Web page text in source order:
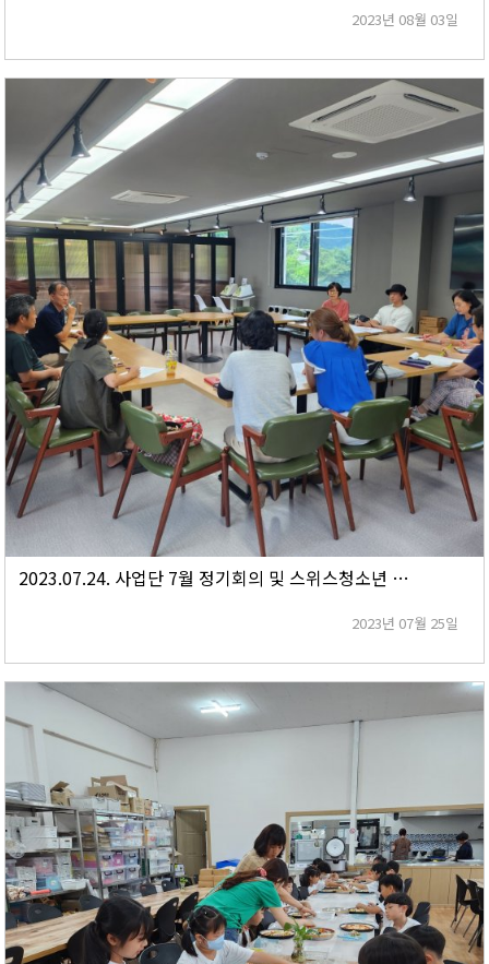
2023년 08월 03일
2023.07.24. 사업단 7월 정기회의 및 스위스청소년 인제군체험휴양마을 방문대비 실무자회의
2023년 07월 25일